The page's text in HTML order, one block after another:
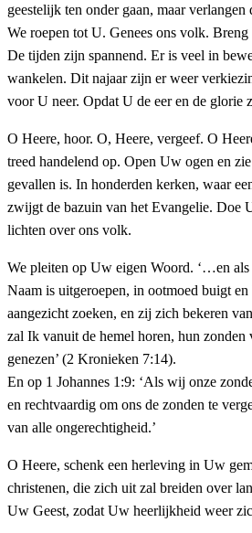
geestelijk ten onder gaan, maar
We roepen tot U. Genees ons volk.
De tijden zijn spannend. Er is veel in
wankelen. Dit najaar zijn er weer
voor U neer. Opdat U de eer en de glorie
O Heere, hoor. O, Heere, vergeef. O
treed handelend op. Open Uw ogen en
gevallen is. In honderden kerken, waar
zwijgt de bazuin van het Evangelie. Doe
lichten over ons volk.
We pleiten op Uw eigen Woord. ‘…en
Naam is uitgeroepen, in ootmoed buigt
aangezicht zoeken, en zij zich bekeren
zal Ik vanuit de hemel horen, hun zonden
genezen’ (2 Kronieken 7:14).
En op 1 Johannes 1:9: ‘Als wij onze
en rechtvaardig om ons de zonden te
van alle ongerechtigheid.’
O Heere, schenk een herleving in Uw
christenen, die zich uit zal breiden over
Uw Geest, zodat Uw heerlijkheid weer